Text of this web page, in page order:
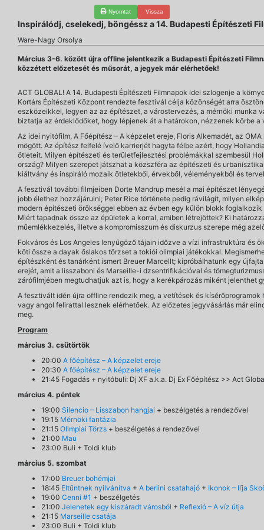
Nyomtat Vissza
Inspirálódj, cselekedj, böngéssz a 14. Budapesti Építészeti
Ware-Nagy Orsolya
Március 3-6. között újra offline jelentkezik a Budapesti Építészeti
közzétett előzetesét és műsorát, a jegyek már elérhetőek!
ACT GLOBAL! A 14. Budapesti Építészeti Filmnapok idei szlogenje a
Kortárs Építészeti Központ rendezte fesztivál célja közönségét arra
eszközeikkel, legyen az az építészet, a várostervezés, a mérnöki munka
biztatja az érdeklődőket, hogy lépjenek át a határokon, nézzenek körbe
Az idei nyitófilm, A Főépítész – A képzelet ereje, Floris Alkemadét, az
mögött. Az építész felfelé ívelő karrierjét hagyta félbe azért, hogy
ötleteit. Milyen építészeti és területfejlesztési problémákkal szembesül
ország? Milyen szerepet játszhat a közszféra az építészeti és
kiáltvány és inspiráló mozaik ötletekből, érvekből, véleményekből és
A fesztivál további filmjeiben Dorte Mandrup mesél a mai építészet
jobb élethez hozzájárulni; Peter Rice története pedig rávilágít, milyen
modern építészeti örökséggel ebben az évben egy külön blokk
Miért tapadnak össze az épületek a korral, amiben létrejöttek? Ki
műemlékkezelés, illetve a kompromisszum és diskurzus szerepe még
Fokváros és Los Angeles lenyűgöző tájain időzve a vízi infrastruktúra és
köti össze a dayak őslakos törzset a tokiói olimpiai játékokkal.
építészként és tanárként ismert Breuer Marcellt; kipróbálhatunk egy
erejét, amit a lisszaboni és Marseille-i dzsentrifikációval és
zárófilmjében megtudhatjuk azt is, hogy a kerékpározás miként jelenthet
A fesztivált idén újra offline rendezik meg, a vetítések és
vagy angol felirattal lesznek elérhetőek. Az előzetes jegyvásárlás már
meg.
Program
március 3. csütörtök
20:00 A főépítész – A képzelet ereje
20:30 A főépítész – A képzelet ereje
21:45 Fogadás + nyitóbuli: Dj XF a.k.a. Dj Ex Főépítész >> Act
március 4. péntek
19:00 Silencio – Lisszabon hangjai + beszélgetés a rendezővel
19:15 Mérnöki fantázia
21:15 Olimpiai Törzs + beszélgetés a rendezővel
21:00 Mau
23:00 Buli + Toldi klub
március 5. szombat
17:00 Breuer bohémjai
18:45 Eltűntnek nyilvánítva + A berlini csatahajó + Ikonok – Iľja
19:00 Cenni #1 + beszélgetés
21:00 Jelenetek egy kiszáradt városból + Reflexió – A víz útja
21:15 Marseille csatája
23:00 Buli + Toldi klub